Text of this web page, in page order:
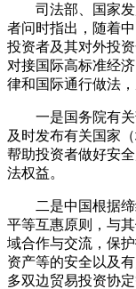
司法部、国家发
者问时指出，随着
投资者及其对外投
对接国际高标准经
律和国际通行做法
一是国务院有关
及时发布有关国家
帮助投资者做好安
法权益。
二是中国根据缔
平等互惠原则，与
域合作与交流，保
资产等的安全以及
多双边贸易投资协